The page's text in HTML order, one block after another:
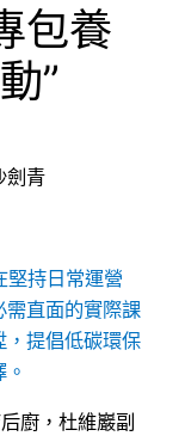
包養
”
劍青
堅持日常運營
需直面的實際課
，提倡低碳環保
廚，杜維巖副